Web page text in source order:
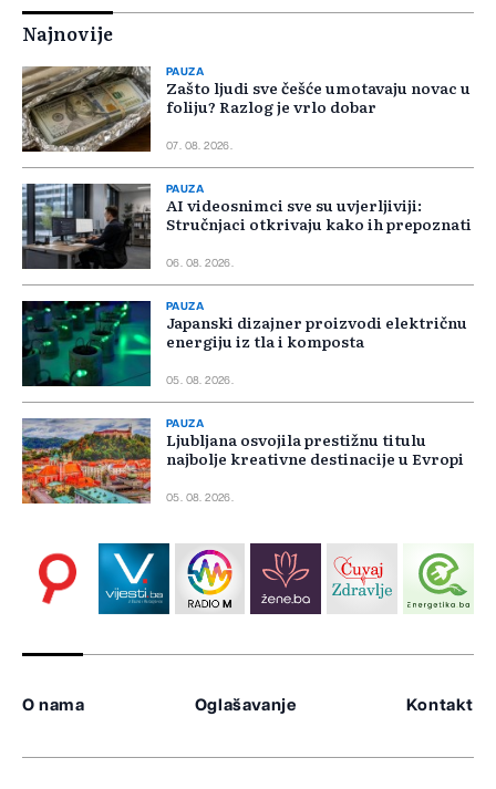
Najnovije
PAUZA
Zašto ljudi sve češće umotavaju novac u
foliju? Razlog je vrlo dobar
07. 08. 2026.
PAUZA
AI videosnimci sve su uvjerljiviji:
Stručnjaci otkrivaju kako ih prepoznati
06. 08. 2026.
PAUZA
Japanski dizajner proizvodi električnu
energiju iz tla i komposta
05. 08. 2026.
PAUZA
Ljubljana osvojila prestižnu titulu
najbolje kreativne destinacije u Evropi
05. 08. 2026.
O nama Oglašavanje Kontakt